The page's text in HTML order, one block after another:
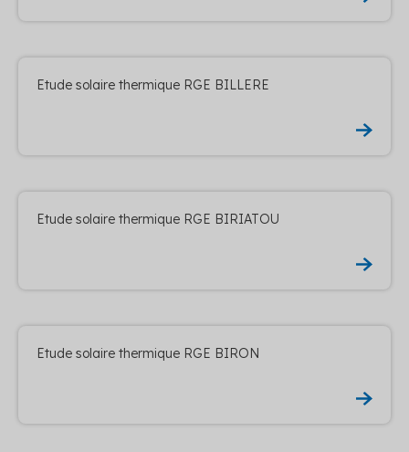
Etude solaire thermique RGE BILLERE
Etude solaire thermique RGE BIRIATOU
Etude solaire thermique RGE BIRON